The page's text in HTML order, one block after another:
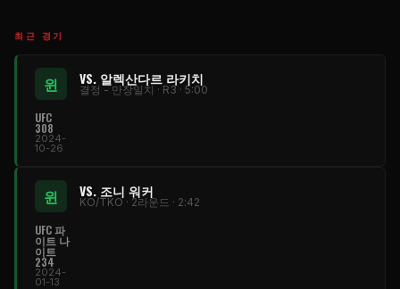
최근 경기
윈 VS. 알렉산다르 라키치
결정 - 만장일치 · R3 · 5:00
UFC
308
2024-
10-26
윈 VS. 조니 워커
KO/TKO · 2라운드 · 2:42
UFC 파
이트 나
이트
234
2024-
01-13